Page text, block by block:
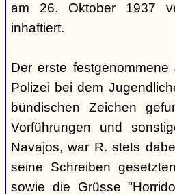
am 26. Oktober 1937
inhaftiert.
Der erste
Polizei bei dem
bündischen Zeichen
Vorführungen und
Navajos, war R. stets
seine Schreiben
sowie die Grüsse